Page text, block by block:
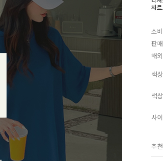
차
소
판
해
색
색
사
추